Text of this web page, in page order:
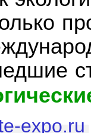
expo.ru